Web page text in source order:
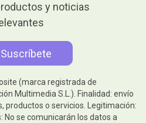
y noticias
(marca registrada de
Multimedia S.L.). Finalidad: envío
productos o servicios. Legitimación:
se comunicarán los datos a